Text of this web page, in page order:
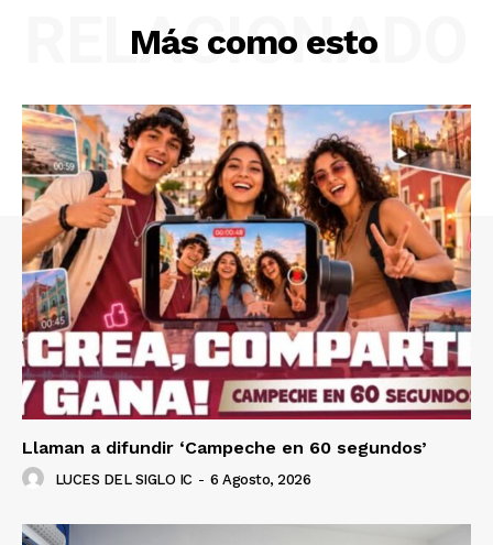
Información Propietaria / Financiación
Más como esto
RELACIONADO
Llaman a difundir ‘Campeche en 60 segundos’
LUCES DEL SIGLO IC - 6 Agosto, 2026